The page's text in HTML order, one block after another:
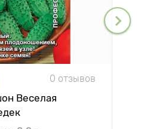
0 отзывов
Веселая